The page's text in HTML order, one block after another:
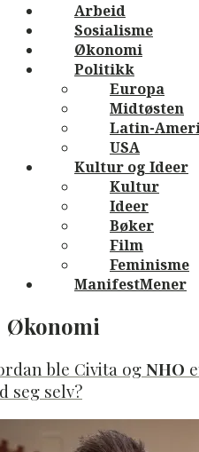
Arbeid
Sosialisme
Økonomi
Politikk
Europa
Midtøsten
Latin-
USA
Kultur og Ideer
Kultur
Ideer
Bøker
Film
Feminisme
ManifestMener
Category
Økonomi
ble Civita og NHO
seg selv?